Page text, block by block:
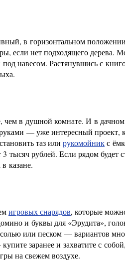
в горизонтальном
если нет подходящего дерева.
навесом. Растянувшись с
чем в душной комнате. И в дачном
— уже интересный проект,
таз или рукомойникс
рублей. Если рядом будет
казане.
игровых снарядов, которые
и буквы для «Эрудита»,
или песком — вариантов
заранее и захватите с
на свежем воздухе.